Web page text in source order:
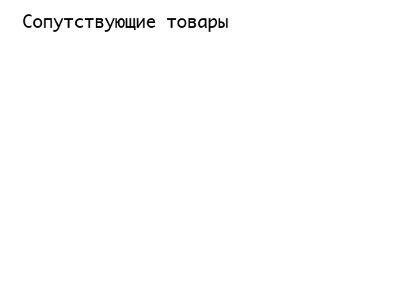
Сопутствующие товары